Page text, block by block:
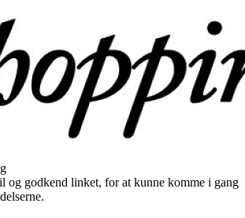
og godkend linket, for at kunne komme i gang